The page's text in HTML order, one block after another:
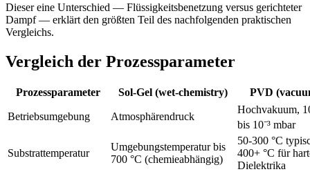
Dieser eine Unterschied — Flüssigkeitsbenetzung versus gerichteter
Dampf — erklärt den größten Teil des nachfolgenden praktischen
Vergleichs.
Vergleich der Prozessparameter
Prozessparameter Sol-Gel (wet-chemistry) PVD
Betriebsumgebung Atmosphärendruck
Hochvakuum,
bis 10⁻³ mbar
Substrattemperatur
Umgebungstemperatur bis
700 °C (chemieabhängig)
50-300 °C
400+ °C für
Dielektrika